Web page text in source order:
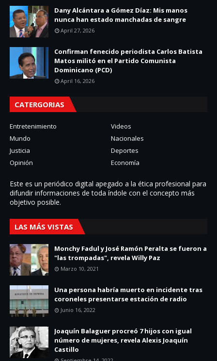
Dany Alcántara a Gómez Díaz: Mis manos
nunca han estado manchadas de sangre
April 27, 2026
Confirman fenecido periodista Carlos Batista
Matos militó en el Partido Comunista
Dominicano (PCD)
April 16, 2026
CATERGORIAS
Entretenimiento
Videos
Mundo
Nacionales
Justicia
Deportes
Opinión
Economía
Este es un periódico digital apegado a la ética profesional para
difundir informaciones de toda í­ndole con el concepto más
objetivo posible.
LAS MÁS VISTAS
Monchy Fadul y José Ramón Peralta se fueron a
"las trompadas", revela Willy Paz
Marzo 10, 2021
Una persona habría muerto en incidente tras
coroneles presentarse estación de radio
Junio 16, 2022
Joaquín Balaguer procreó 7 hijos con igual
número de mujeres, revela Alexis Joaquín
Castillo